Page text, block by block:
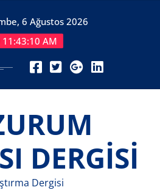
6 Ağustos 2026
11:43:12 AM
DERGİSİ
Dergisi